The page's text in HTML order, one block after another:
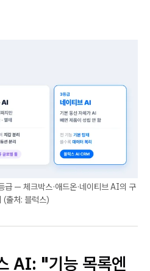
— 체크박스·애드온·네이티브 AI의 구
(출처: 블럭스)
AI: "기능 목록엔